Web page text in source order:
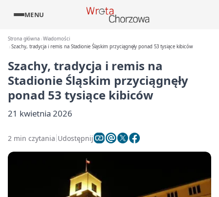
MENU
Strona główna Wiadomości
Szachy, tradycja i remis na Stadionie Śląskim przyciągnęły ponad 53 tysiące kibiców
Szachy, tradycja i remis na
Stadionie Śląskim przyciągnęły
ponad 53 tysiące kibiców
21 kwietnia 2026
2 min czytania Udostępnij